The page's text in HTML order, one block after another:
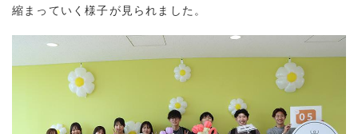
縮まっていく様子が見られました。